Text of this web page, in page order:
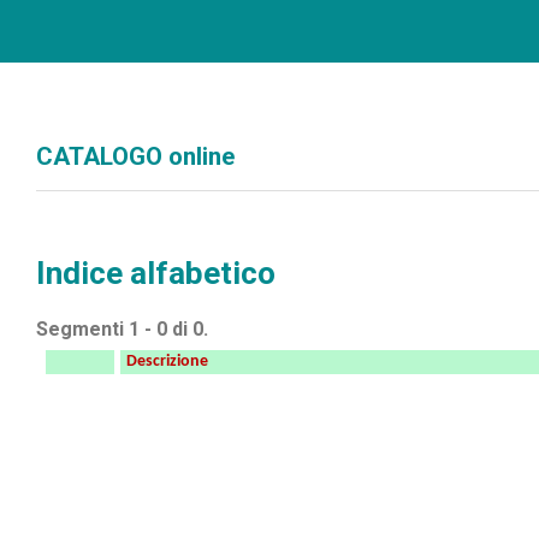
CATALOGO online
Indice alfabetico
Segmenti 1 - 0 di 0.
Descrizione